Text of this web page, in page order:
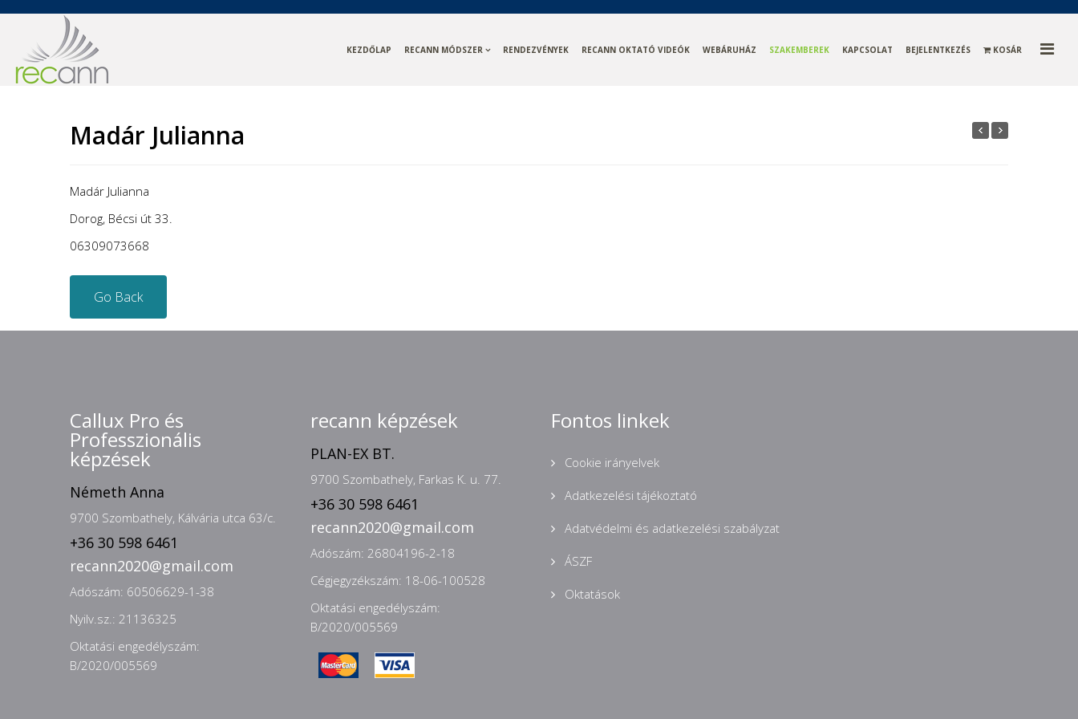
KEZDŐLAP RECANN MÓDSZER RENDEZVÉNYEK RECANN OKTATÓ VIDEÓK WEBÁRUHÁZ SZAKEMBEREK KAPCSOLAT BEJELENTKEZÉS KOSÁR
Madár Julianna
Madár Julianna
Dorog, Bécsi út 33.
06309073668
Go Back
Callux Pro és
Professzionális
képzések
Németh Anna
9700 Szombathely, Kálvária utca 63/c.
+36 30 598 6461
recann2020@gmail.com
Adószám: 60506629-1-38
Nyilv.sz.: 21136325
Oktatási engedélyszám:
B/2020/005569
recann képzések
PLAN-EX BT.
9700 Szombathely, Farkas K. u. 77.
+36 30 598 6461
recann2020@gmail.com
Adószám: 26804196-2-18
Cégjegyzékszám: 18-06-100528
Oktatási engedélyszám:
B/2020/005569
Fontos linkek
Cookie irányelvek
Adatkezelési tájékoztató
Adatvédelmi és adatkezelési szabályzat
ÁSZF
Oktatások